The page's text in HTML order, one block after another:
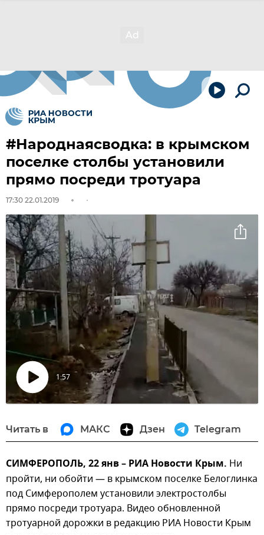
#Народнаясводка: в крымском
поселке столбы установили
прямо посреди тротуара
17:30 22.01.2019
Воспроизвести
1:57
Читать в МАКС Дзен Telegram
СИМФЕРОПОЛЬ, 22 янв – РИА Новости Крым. Ни
пройти, ни обойти — в крымском поселке Белоглинка
под Симферополем установили электростолбы
прямо посреди тротуара. Видео обновленной
тротуарной дорожки в редакцию РИА Новости Крым